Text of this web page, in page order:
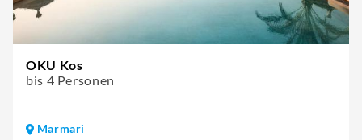
OKU Kos
bis 4 Personen
Marmari